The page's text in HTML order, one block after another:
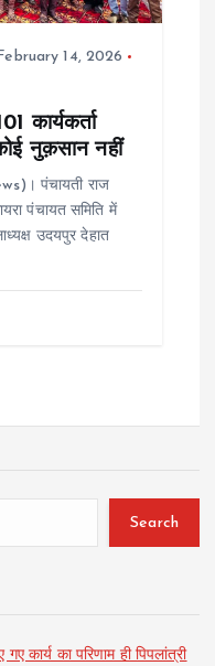
February 14, 2026
कार्यकर्ता
नुक़सान नहीं
पंचायती राज
पंचायत समिति में
उदयपुर देहात
Search
कार्य का परिणाम ही पिपलांत्री